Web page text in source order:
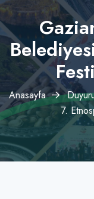
Anasayfa
7.